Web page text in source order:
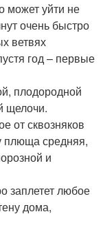
может уйти не
очень быстро
ветвях
год – первые
плодородной
щелочи.
от сквозняков
плюща средняя,
и
заплетет любое
дома,